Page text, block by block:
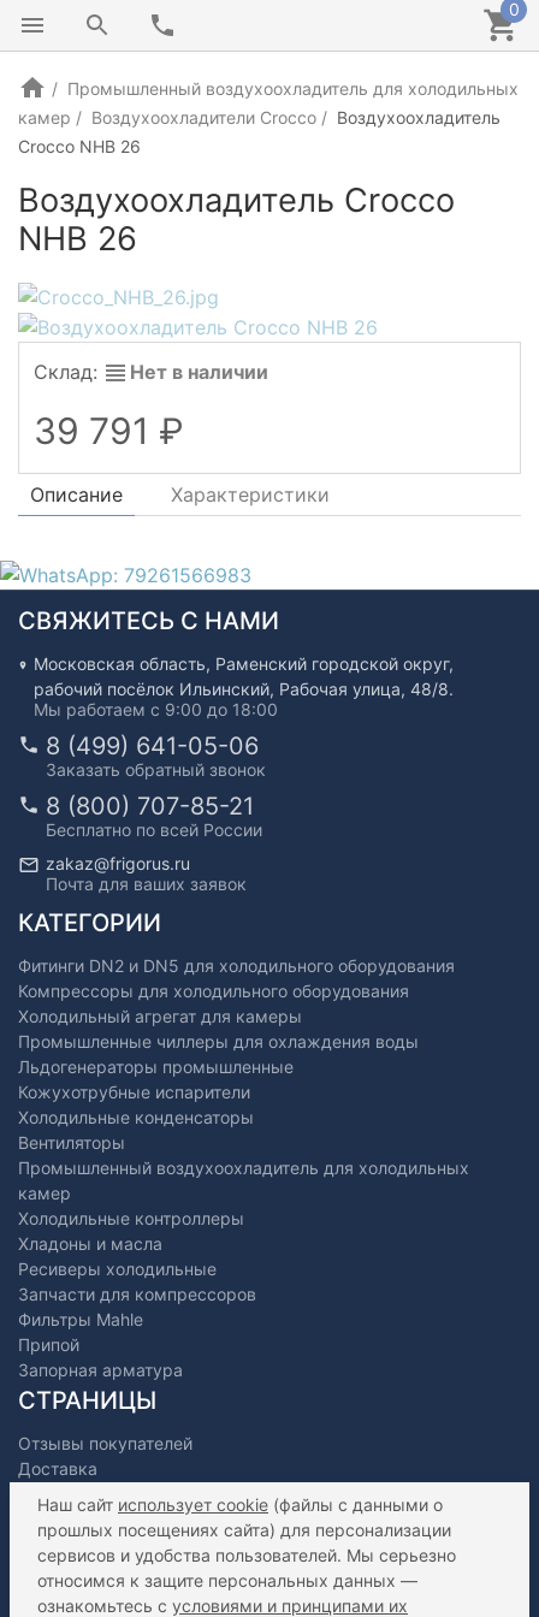
0
Промышленный воздухоохладитель для холодильных
камер
Воздухоохладители Crocco
Воздухоохладитель
Crocco NHB 26
Воздухоохладитель Crocco
NHB 26
Склад: Нет в наличии
39 791
Описание Характеристики
СВЯЖИТЕСЬ С НАМИ
Московская область, Раменский городской округ,
рабочий посёлок Ильинский, Рабочая улица, 48/8.
Мы работаем с 9:00 до 18:00
8 (499) 641-05-06
Заказать обратный звонок
8 (800) 707-85-21
Бесплатно по всей России
zakaz@frigorus.ru
Почта для ваших заявок
КАТЕГОРИИ
Фитинги DN2 и DN5 для холодильного оборудования
Компрессоры для холодильного оборудования
Холодильный агрегат для камеры
Промышленные чиллеры для охлаждения воды
Льдогенераторы промышленные
Кожухотрубные испарители
Холодильные конденсаторы
Вентиляторы
Промышленный воздухоохладитель для холодильных
камер
Холодильные контроллеры
Хладоны и масла
Ресиверы холодильные
Запчасти для компрессоров
Фильтры Mahle
Припой
Запорная арматура
СТРАНИЦЫ
Отзывы покупателей
Доставка
Оплата
Как сделать заказ?
Дилерам
Наш сайт использует cookie (файлы с данными о
прошлых посещениях сайта) для персонализации
сервисов и удобства пользователей. Мы серьезно
относимся к защите персональных данных —
ознакомьтесь с условиями и принципами их